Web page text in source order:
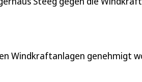
Windkraftanlagen genehmigt